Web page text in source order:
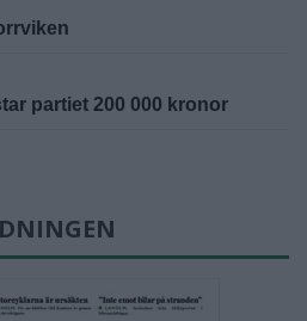
partiet 200 000 kronor